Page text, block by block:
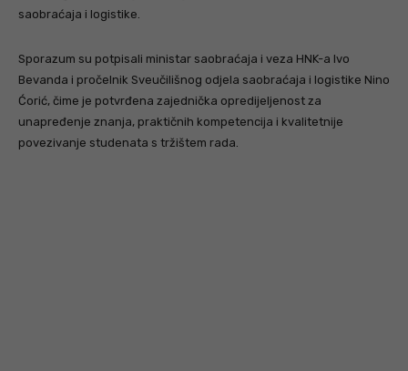
saobraćaja i logistike.
Sporazum su potpisali ministar saobraćaja i veza HNK-a Ivo
Bevanda i pročelnik Sveučilišnog odjela saobraćaja i logistike Nino
Ćorić, čime je potvrđena zajednička opredijeljenost za
unapređenje znanja, praktičnih kompetencija i kvalitetnije
povezivanje studenata s tržištem rada.